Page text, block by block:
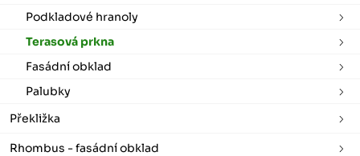
Podkladové hranoly
Terasová prkna
Fasádní obklad
Palubky
Překližka
Rhombus - fasádní obklad